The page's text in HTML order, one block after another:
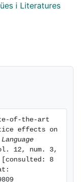
i Literatures
of-the-art
effects on
12, num. 3,
[consulted: 8